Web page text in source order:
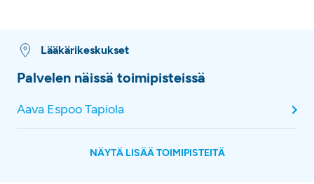
Lääkärikeskukset
Palvelen näissä toimipisteissä
Aava Espoo Tapiola
NÄYTÄ LISÄÄ TOIMIPISTEITÄ